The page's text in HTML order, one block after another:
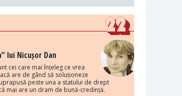
lui Nicușor Dan
cei care mai înțeleg ce vrea
are de gând să soluționeze
peste una a statului de drept
mai are un dram de bună-credință.